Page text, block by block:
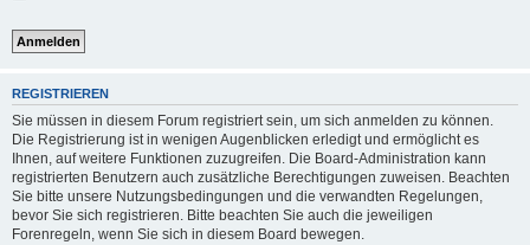
REGISTRIEREN
Sie müssen in diesem Forum registriert sein, um sich anmelden zu können.
Die Registrierung ist in wenigen Augenblicken erledigt und ermöglicht es
Ihnen, auf weitere Funktionen zuzugreifen. Die Board-Administration kann
registrierten Benutzern auch zusätzliche Berechtigungen zuweisen. Beachten
Sie bitte unsere Nutzungsbedingungen und die verwandten Regelungen,
bevor Sie sich registrieren. Bitte beachten Sie auch die jeweiligen
Forenregeln, wenn Sie sich in diesem Board bewegen.